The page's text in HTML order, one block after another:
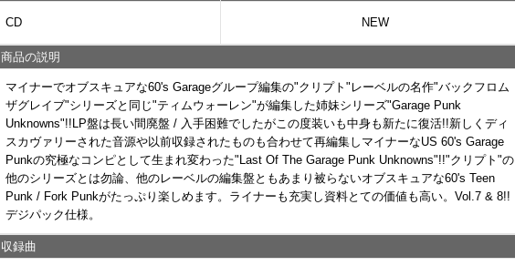
CD NEW
商品の説明
マイナーでオブスキュアな60's Garageグループ編集の"クリプト"レーベルの名作"バックフロム
ザグレイブ"シリーズと同じ"ティムウォーレン"が編集した姉妹シリーズ"Garage Punk
Unknowns"!!LP盤は長い間廃盤 / 入手困難でしたがこの度装いも中身も新たに復活!!新しくディ
スカヴァリーされた音源や以前収録されたものも合わせて再編集しマイナーなUS 60's Garage
Punkの究極なコンピとして生まれ変わった"Last Of The Garage Punk Unknowns"!!"クリプト"の
他のシリーズとは勿論、他のレーベルの編集盤ともあまり被らないオブスキュアな60's Teen
Punk / Fork Punkがたっぷり楽しめます。ライナーも充実し資料とての価値も高い。Vol.7 & 8!!
デジパック仕様。
収録曲